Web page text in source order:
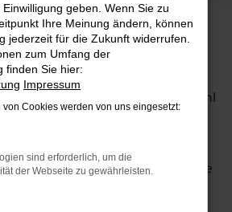
für
Schmidt + Koch
ist die perfekte Wahl
ein hochwertiges
besonders attraktiven Preis
mit nur wenigen
bietet er Ihnen alle Vorteile
jedoch zu deutlich
Mit seiner modernen
geben. Wenn Sie zu
Ihre Meinung ändern, können
jederzeit für die Zukunft widerrufen.
zum Umfang der
finden Sie hier:
Impressum
von Cookies werden von uns eingesetzt:
sind erforderlich, um die
der Webseite zu gewährleisten.